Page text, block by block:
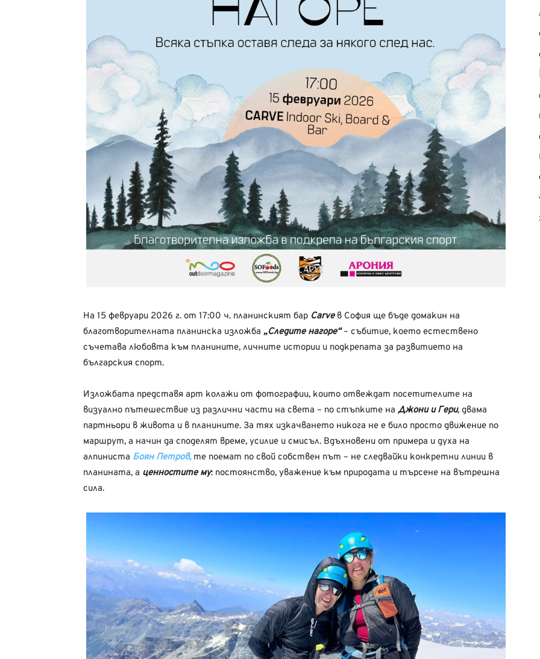
На 15 февруари 2026 г. от 17:00 ч. планинският бар Carveв София ще бъде домакин на
благотворителната планинска изложба „Следите нагоре“– събитие, което естествено
съчетава любовта към планините, личните истории и подкрепата за развитието на
българския спорт.
Изложбата представя арт колажи от фотографии, които отвеждат посетителите на
визуално пътешествие из различни части на света – по стъпките на Джони и Гери, двама
партньори в живота и в планините. За тях изкачването никога не е било просто движение по
маршрут, а начин да споделят време, усилие и смисъл. Вдъхновени от примера и духа на
алпиниста Боян Петров,те поемат по свой собствен път – не следвайки конкретни линии в
планината, а ценностите му: постоянство, уважение към природата и търсене на вътрешна
сила.